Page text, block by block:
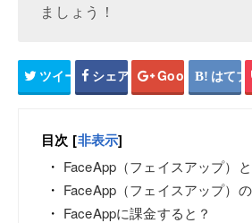
ましょう！
ツイート シェア Google+ はてブ
目次 [非表示]
FaceApp（フェイスアップ）
FaceApp（フェイスアップ）
FaceAppに課金すると？